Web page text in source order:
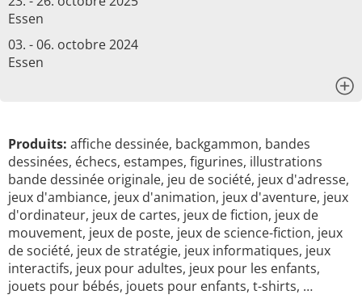
Essen
03. - 06. octobre 2024
Essen
Produits: affiche dessinée, backgammon, bandes
dessinées, échecs, estampes, figurines, illustrations
bande dessinée originale, jeu de société, jeux d'adresse,
jeux d'ambiance, jeux d'animation, jeux d'aventure, jeux
d'ordinateur, jeux de cartes, jeux de fiction, jeux de
mouvement, jeux de poste, jeux de science-fiction, jeux
de société, jeux de stratégie, jeux informatiques, jeux
interactifs, jeux pour adultes, jeux pour les enfants,
jouets pour bébés, jouets pour enfants, t-shirts, …